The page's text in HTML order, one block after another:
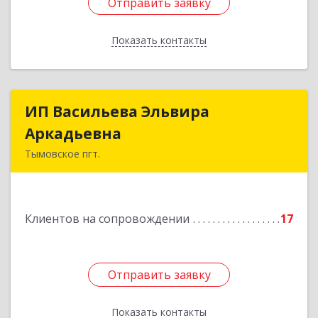
Показать контакты
Назад
ИП Васильева Эльвира
Аркадьевна
Тымовское пгт.
Клиентов на сопровождении 17
Отправить заявку
Показать контакты
ИП Васильева Эльвира
Отправить заявку
Назад